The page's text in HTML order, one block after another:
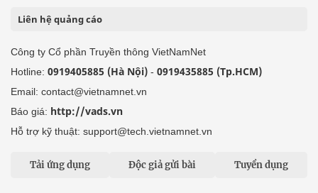
Liên hệ quảng cáo
Công ty Cổ phần Truyền thông VietNamNet
Hotline: 0919405885 (Hà Nội) - 0919435885 (Tp.HCM)
Email: contact@vietnamnet.vn
Báo giá: http://vads.vn
Hỗ trợ kỹ thuật: support@tech.vietnamnet.vn
Tải ứng dụng Độc giả gửi bài Tuyển dụng